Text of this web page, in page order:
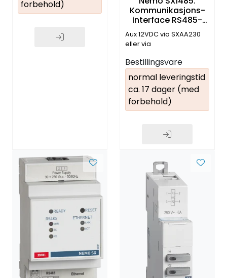
forbehold)
Kommunikasjons-
interface RS485-
EMS
Aux 12VDC via SXAA230
eller via
SXAR18/24/36
Bestillingsvare
normal leveringstid
ca. 17 dager (med
forbehold)